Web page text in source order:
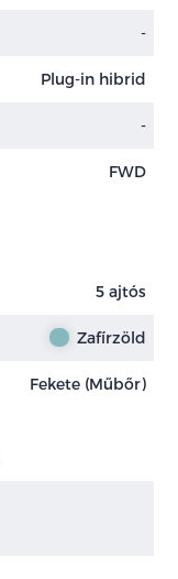
-
Plug-in hibrid
-
FWD
5 ajtós
Zafírzöld
Fekete (Műbőr)